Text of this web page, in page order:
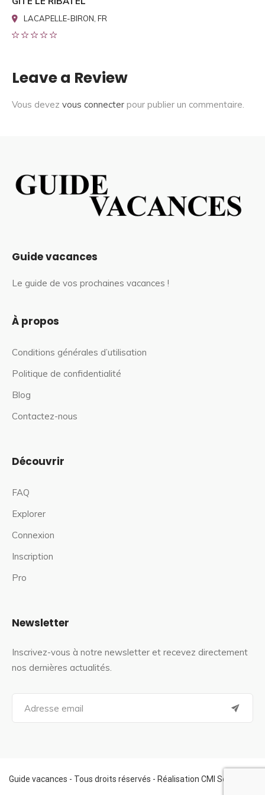
LACAPELLE-BIRON, FR
Leave a Review
Vous devez vous connecter pour publier un commentaire.
Guide vacances
Le guide de vos prochaines vacances !
À propos
Conditions générales d’utilisation
Politique de confidentialité
Blog
Contactez-nous
Découvrir
FAQ
Explorer
Connexion
Inscription
Pro
Newsletter
Inscrivez-vous à notre newsletter et recevez directement
nos dernières actualités.
a
f
o
Guide vacances - Tous droits réservés - Réalisation CMI Services